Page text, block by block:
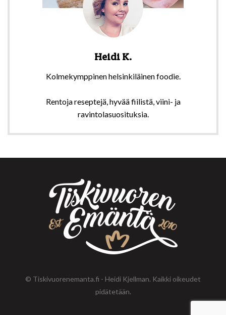
Heidi K.
Kolmekymppinen helsinkiläinen foodie.
Rentoja reseptejä, hyvää fiilistä, viini- ja
ravintolasuosituksia.
© Tiskivuorenemanta.fi - Heidi Kjellman. Kaikki oikeudet
pidätetään.